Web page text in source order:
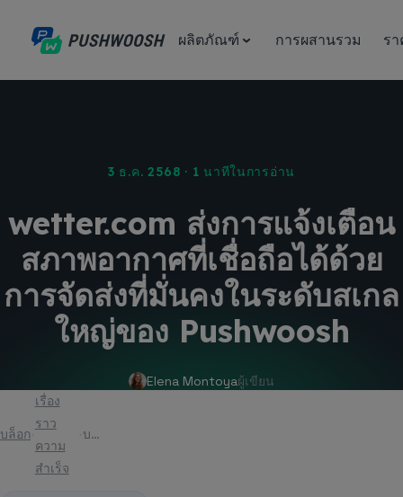
ผลิตภัณฑ์ การผสานรวม ร
3 ธ.ค. 2568 · 1 นาทีในการอ่าน
wetter.com ส่งการแจ้งเตือน
สภาพอากาศที่เชื่อถือได้ด้วย
การจัดส่งที่มั่นคงในระดับสเกล
ใหญ่ของ Pushwoosh
Elena Montoyaผู้เขียน
บล็อก
เรื่อง
ราว
ความ
สำเร็จ
บทความ